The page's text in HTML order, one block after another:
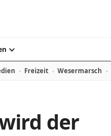
Freizeit Wesermarsch
der